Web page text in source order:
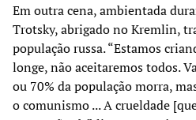
Em outra cena, ambientada
Trotsky, abrigado no Kremlin,
população russa. “Estamos
longe, não aceitaremos todos.
ou 70% da população morra,
o comunismo ... A crueldade